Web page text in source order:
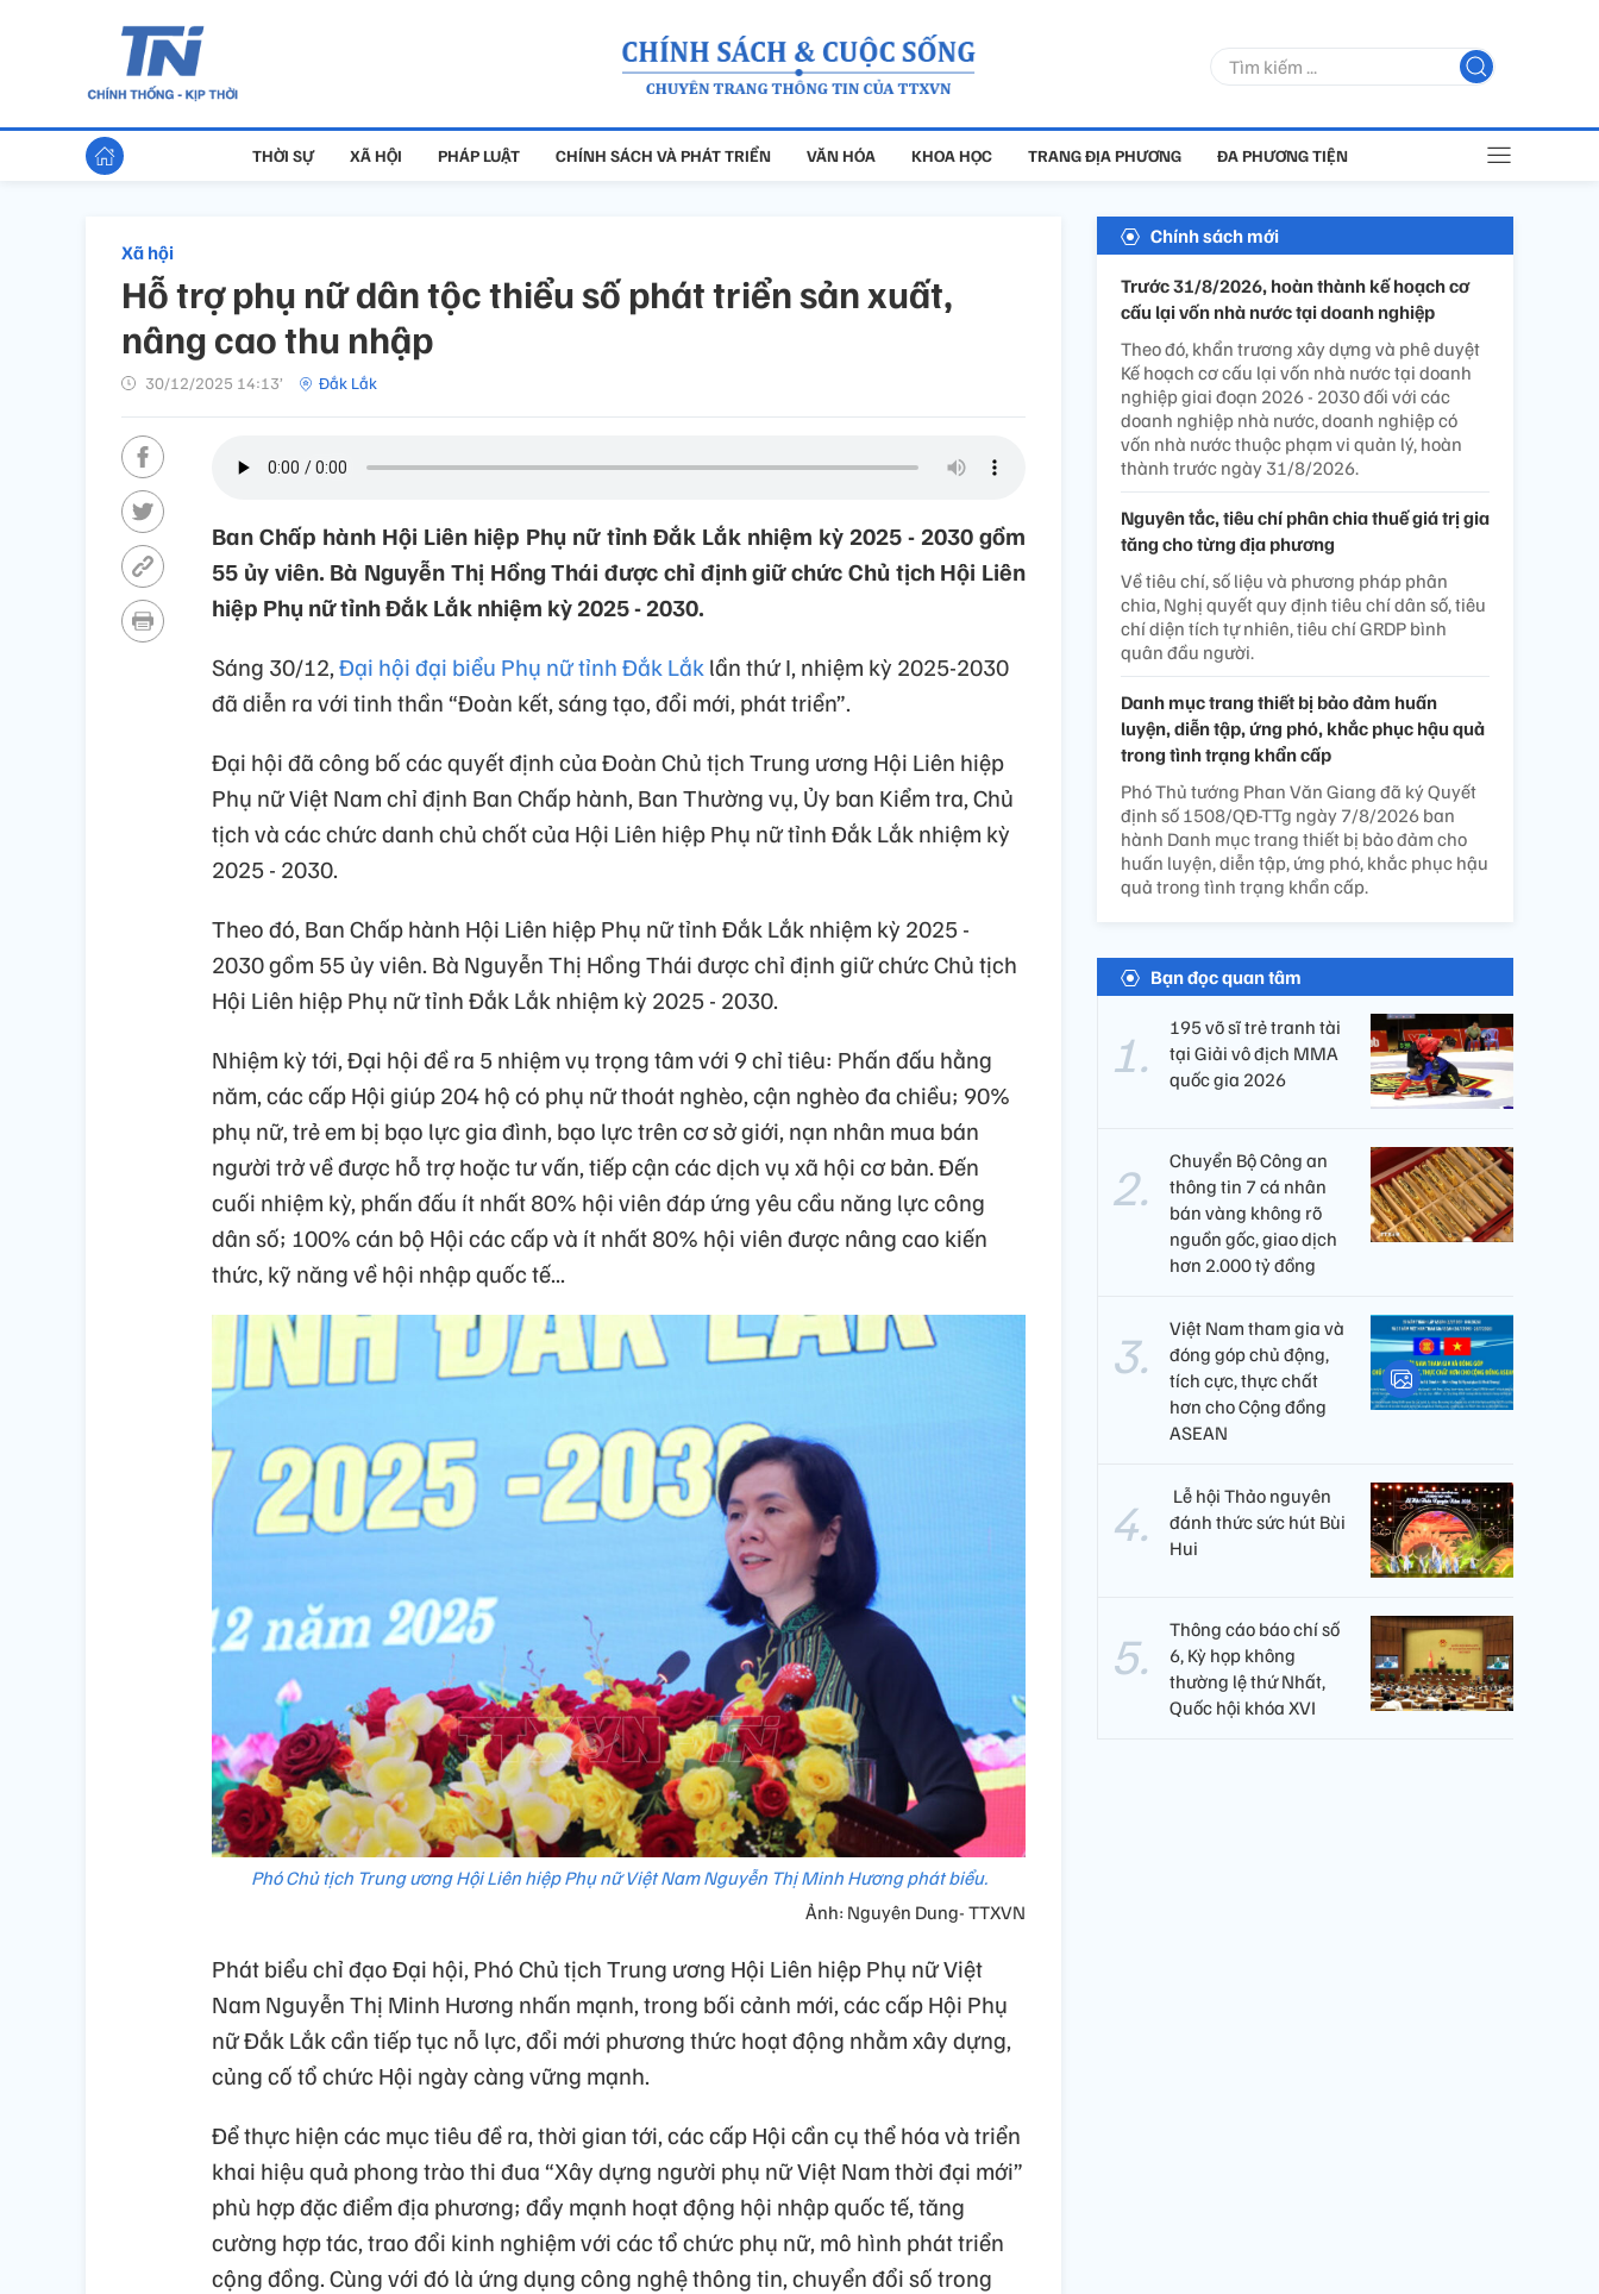
THỜI SỰ XÃ HỘI PHÁP LUẬT CHÍNH SÁCH VÀ PHÁT TRIỂN VĂN HÓA KHOA HỌC TRANG ĐỊA PHƯƠNG ĐA PHƯƠNG TIỆN
Xã hội
Hỗ trợ phụ nữ dân tộc thiểu số phát triển sản xuất,
nâng cao thu nhập
30/12/2025 14:13’ Đắk Lắk
Ban Chấp hành Hội Liên hiệp Phụ nữ tỉnh Đắk Lắk nhiệm kỳ 2025 - 2030 gồm
55 ủy viên. Bà Nguyễn Thị Hồng Thái được chỉ định giữ chức Chủ tịch Hội Liên
hiệp Phụ nữ tỉnh Đắk Lắk nhiệm kỳ 2025 - 2030.
Sáng 30/12,Đại hội đại biểu Phụ nữ tỉnh Đắk Lắk lần thứ I, nhiệm kỳ 2025-2030
đã diễn ra với tinh thần “Đoàn kết, sáng tạo, đổi mới, phát triển”.
Đại hội đã công bố các quyết định của Đoàn Chủ tịch Trung ương Hội Liên hiệp
Phụ nữ Việt Nam chỉ định Ban Chấp hành, Ban Thường vụ, Ủy ban Kiểm tra, Chủ
tịch và các chức danh chủ chốt của Hội Liên hiệp Phụ nữ tỉnh Đắk Lắk nhiệm kỳ
2025 - 2030.
Theo đó, Ban Chấp hành Hội Liên hiệp Phụ nữ tỉnh Đắk Lắk nhiệm kỳ 2025 -
2030 gồm 55 ủy viên. Bà Nguyễn Thị Hồng Thái được chỉ định giữ chức Chủ tịch
Hội Liên hiệp Phụ nữ tỉnh Đắk Lắk nhiệm kỳ 2025 - 2030.
Nhiệm kỳ tới, Đại hội đề ra 5 nhiệm vụ trọng tâm với 9 chỉ tiêu: Phấn đấu hằng
năm, các cấp Hội giúp 204 hộ có phụ nữ thoát nghèo, cận nghèo đa chiều; 90%
phụ nữ, trẻ em bị bạo lực gia đình, bạo lực trên cơ sở giới, nạn nhân mua bán
người trở về được hỗ trợ hoặc tư vấn, tiếp cận các dịch vụ xã hội cơ bản. Đến
cuối nhiệm kỳ, phấn đấu ít nhất 80% hội viên đáp ứng yêu cầu năng lực công
dân số; 100% cán bộ Hội các cấp và ít nhất 80% hội viên được nâng cao kiến
thức, kỹ năng về hội nhập quốc tế...
Phó Chủ tịch Trung ương Hội Liên hiệp Phụ nữ Việt Nam Nguyễn Thị Minh Hương phát biểu.
Ảnh: Nguyên Dung- TTXVN
Phát biểu chỉ đạo Đại hội, Phó Chủ tịch Trung ương Hội Liên hiệp Phụ nữ Việt
Nam Nguyễn Thị Minh Hương nhấn mạnh, trong bối cảnh mới, các cấp Hội Phụ
nữ Đắk Lắk cần tiếp tục nỗ lực, đổi mới phương thức hoạt động nhằm xây dựng,
củng cố tổ chức Hội ngày càng vững mạnh.
Để thực hiện các mục tiêu đề ra, thời gian tới, các cấp Hội cần cụ thể hóa và triển
khai hiệu quả phong trào thi đua “Xây dựng người phụ nữ Việt Nam thời đại mới”
phù hợp đặc điểm địa phương; đẩy mạnh hoạt động hội nhập quốc tế, tăng
cường hợp tác, trao đổi kinh nghiệm với các tổ chức phụ nữ, mô hình phát triển
cộng đồng. Cùng với đó là ứng dụng công nghệ thông tin, chuyển đổi số trong
Chính sách mới
Trước 31/8/2026, hoàn thành kế hoạch cơ
cấu lại vốn nhà nước tại doanh nghiệp
Theo đó, khẩn trương xây dựng và phê duyệt
Kế hoạch cơ cấu lại vốn nhà nước tại doanh
nghiệp giai đoạn 2026 - 2030 đối với các
doanh nghiệp nhà nước, doanh nghiệp có
vốn nhà nước thuộc phạm vi quản lý, hoàn
thành trước ngày 31/8/2026.
Nguyên tắc, tiêu chí phân chia thuế giá trị gia
tăng cho từng địa phương
Về tiêu chí, số liệu và phương pháp phân
chia, Nghị quyết quy định tiêu chí dân số, tiêu
chí diện tích tự nhiên, tiêu chí GRDP bình
quân đầu người.
Danh mục trang thiết bị bảo đảm huấn
luyện, diễn tập, ứng phó, khắc phục hậu quả
trong tình trạng khẩn cấp
Phó Thủ tướng Phan Văn Giang đã ký Quyết
định số 1508/QĐ-TTg ngày 7/8/2026 ban
hành Danh mục trang thiết bị bảo đảm cho
huấn luyện, diễn tập, ứng phó, khắc phục hậu
quả trong tình trạng khẩn cấp.
Bạn đọc quan tâm
195 võ sĩ trẻ tranh tài
tại Giải vô địch MMA
quốc gia 2026
Chuyển Bộ Công an
thông tin 7 cá nhân
bán vàng không rõ
nguồn gốc, giao dịch
hơn 2.000 tỷ đồng
Việt Nam tham gia và
đóng góp chủ động,
tích cực, thực chất
hơn cho Cộng đồng
ASEAN
​ Lễ hội Thảo nguyên
đánh thức sức hút Bùi
Hui
Thông cáo báo chí số
6, Kỳ họp không
thường lệ thứ Nhất,
Quốc hội khóa XVI